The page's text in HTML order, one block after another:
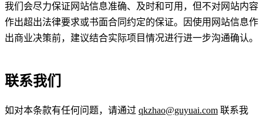
我们会尽力保证网站信息准确、及时和可用，但不对网站内容
作出超出法律要求或书面合同约定的保证。因使用网站信息作
出商业决策前，建议结合实际项目情况进行进一步沟通确认。
联系我们
如对本条款有任何问题，请通过 qkzhao@guyuai.com 联系我